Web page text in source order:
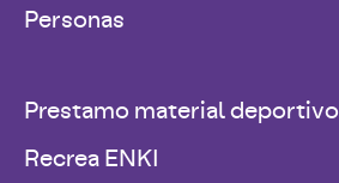
Personas
Prestamo material deportivo
Recrea ENKI